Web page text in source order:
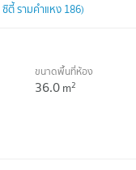
ตี้ รามคำแหง 186)
ขนาดพื้นที่ห้อง
36.0m2